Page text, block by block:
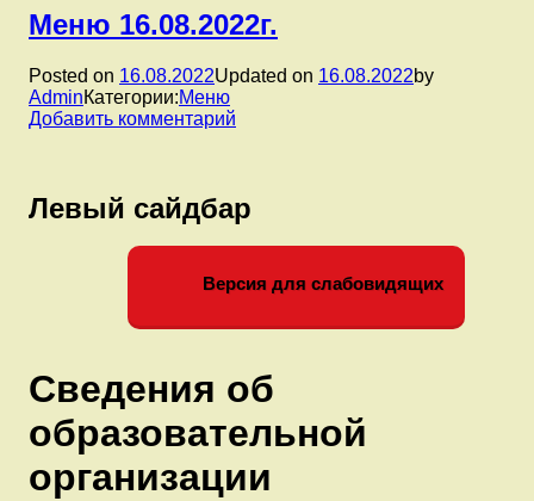
Меню 16.08.2022г.
Posted on 16.08.2022Updated on 16.08.2022by
AdminКатегории:Меню
Добавить комментарий
Левый сайдбар
Версия для слабовидящих
Сведения об
образовательной
организации